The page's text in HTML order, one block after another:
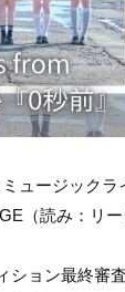
ュージック
（読み：リ
ョン最終審